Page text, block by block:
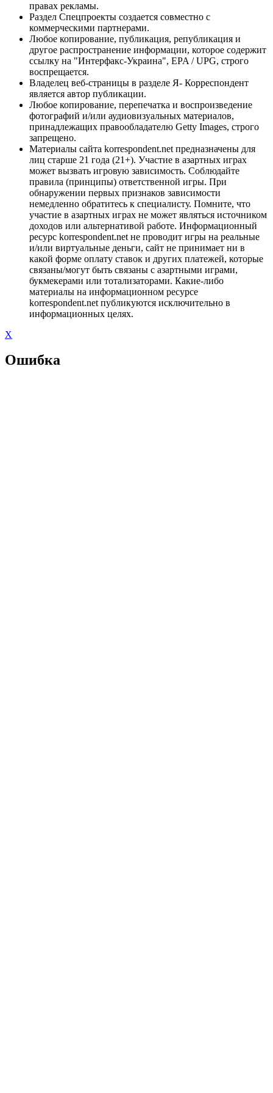
правах рекламы.
Раздел Спецпроекты создается совместно с
коммерческими партнерами.
Любое копирование, публикация, републикация и
другое распространение информации, которое содержит
ссылку на "Интерфакс-Украина", EPA / UPG, строго
воспрещается.
Владелец веб-страницы в разделе Я- Корреспондент
является автор публикации.
Любое копирование, перепечатка и воспроизведение
фотографий и/или аудиовизуальных материалов,
принадлежащих правообладателю Getty Images, строго
запрещено.
Материалы сайта korrespondent.net предназначены для
лиц старше 21 года (21+). Участие в азартных играх
может вызвать игровую зависимость. Соблюдайте
правила (принципы) ответственной игры. При
обнаружении первых признаков зависимости
немедленно обратитесь к специалисту. Помните, что
участие в азартных играх не может являться источником
доходов или альтернативой работе. Информационный
ресурс korrespondent.net не проводит игры на реальные
и/или виртуальные деньги, сайт не принимает ни в
какой форме оплату ставок и других платежей, которые
связаны/могут быть связаны с азартными играми,
букмекерами или тотализаторами. Какие-либо
материалы на информационном ресурсе
korrespondent.net публикуются исключительно в
информационных целях.
X
Ошибка